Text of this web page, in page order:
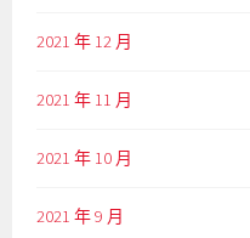
2021 年 12 月
2021 年 11 月
2021 年 10 月
2021 年 9 月